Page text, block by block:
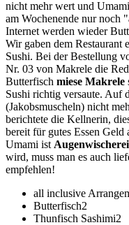
nicht mehr wert und
am Wochenende nur
Internet werden wieder
Wir gaben dem Restaurant
Sushi. Bei der Bestellung
Nr. 03 von Makrele die
Butterfisch miese Makrele
Sushi richtig versaute. Auf
(Jakobsmuscheln) nicht
berichtete die Kellnerin,
bereit für gutes Essen
Umami ist Augenwischerei
wird, muss man es auch
empfehlen!
all inclusive
Butterfisch2
Thunfisch Sashimi2